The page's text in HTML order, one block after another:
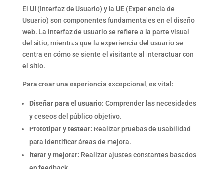
El UI (Interfaz de Usuario) y la UE(Experiencia de
Usuario) son componentes fundamentales en el diseño
web. La interfaz de usuario se refiere a la parte visual
del sitio, mientras que la experiencia del usuario se
centra en cómo se siente el visitante al interactuar con
el sitio.
Para crear una experiencia excepcional, es vital:
Diseñar para el usuario: Comprender las necesidades
y deseos del público objetivo.
Prototipar y testear: Realizar pruebas de usabilidad
para identificar áreas de mejora.
Iterar y mejorar: Realizar ajustes constantes basados